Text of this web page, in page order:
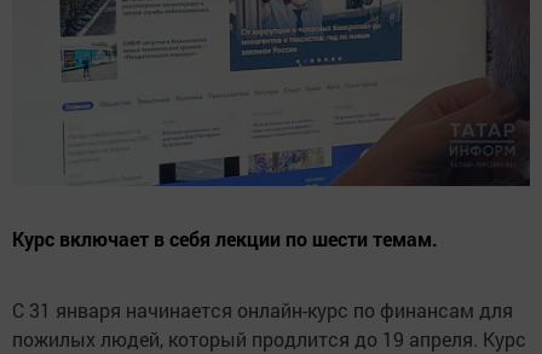
Курс включает в себя лекции по шести темам.
С 31 января начинается онлайн-курс по финансам для
пожилых людей, который продлится до 19 апреля. Курс